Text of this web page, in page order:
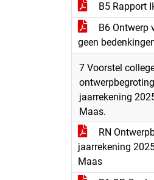
B5 Rapport
B6 Ontwerp
geen
7 Voorstel
jaarrekening
Maas.
RN
jaarrekening
Maas